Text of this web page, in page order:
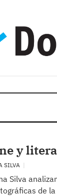
y
SILVA
Silva
de